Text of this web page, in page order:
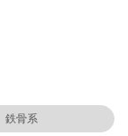
鉄骨系